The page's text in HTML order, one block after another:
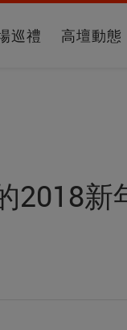
巡禮 高壇動態
2018新